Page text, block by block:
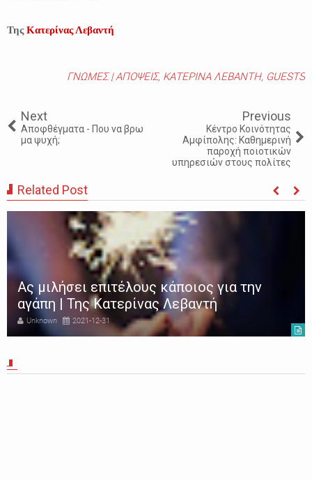
Της Κατερίνας Λεβαντή
ΓΝΩΜΕΣ | ΑΠΟΨΕΙΣ, ΚΑΤΕΡΙΝΑ ΛΕΒΑΝΤΗ, GUESTS
Next
Αποφθέγματα - Που να βρω
μα ψυχή;
Previous
Κέντρο Κοινότητας
Αμφίπολης: Καθημερινή
παροχή ποιοτικών
υπηρεσιών στους πολίτες
Related Post
Ας μιλήσει επιτέλους κάποιος για την
αγάπη | Της Κατερίνας Λεβαντή
Unknown 2021-12-31